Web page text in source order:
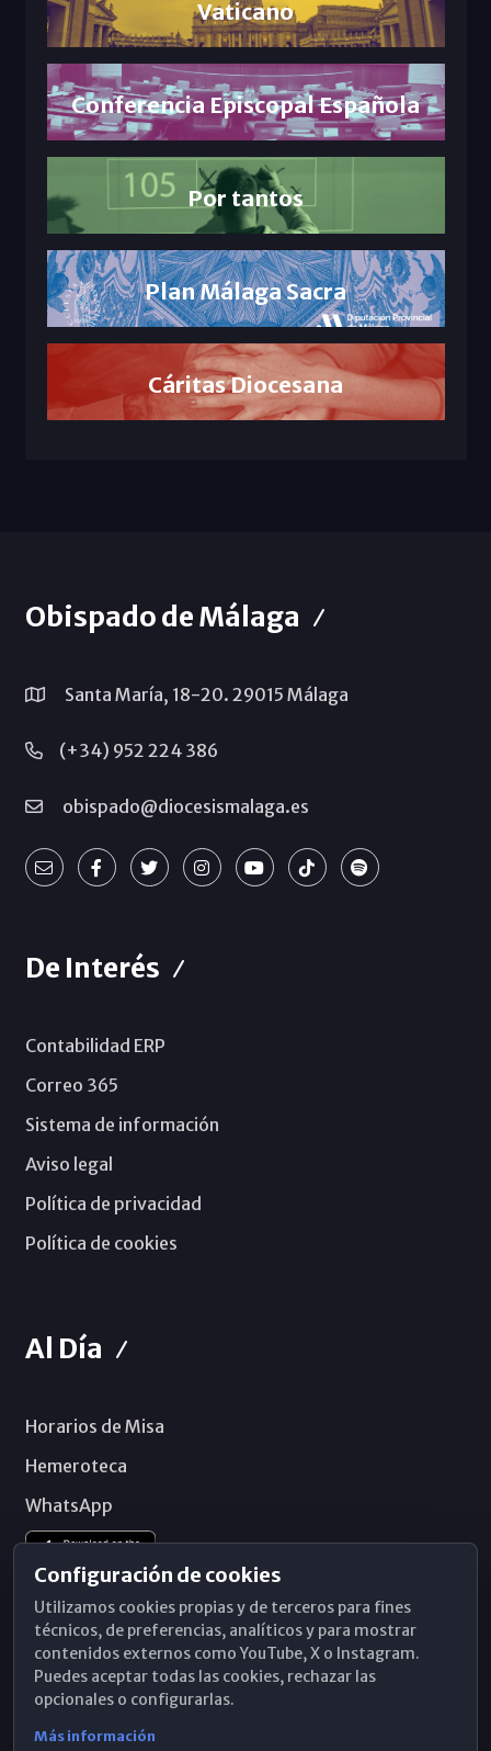
Vaticano
Conferencia Episcopal Española
Por tantos
Plan Málaga Sacra
Cáritas Diocesana
Obispado de Málaga
Santa María, 18-20. 29015 Málaga
(+34) 952 224 386
obispado@diocesismalaga.es
De Interés
Contabilidad ERP
Correo 365
Sistema de información
Aviso legal
Política de privacidad
Política de cookies
Al Día
Horarios de Misa
Hemeroteca
WhatsApp
Configuración de cookies
Utilizamos cookies propias y de terceros para fines
técnicos, de preferencias, analíticos y para mostrar
contenidos externos como YouTube, X o Instagram.
Puedes aceptar todas las cookies, rechazar las
opcionales o configurarlas.
Más información